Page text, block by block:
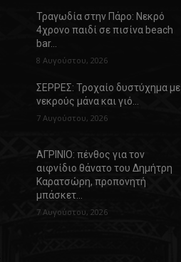
Τραγωδία στην Πάρο: Νεκρό
4χρονο παιδί σε πισίνα beach
bar…
8 Αυγούστου, 2026
ΣΕΡΡΕΣ: Τροχαίο δυστύχημα με
νεκρούς μάνα και γιό…
7 Αυγούστου, 2026
ΑΓΡΙΝΙΟ: πένθος για τον
αιφνίδιο θάνατο του Δημήτρη
Καρατσώρη, προπονητή
μπάσκετ…
7 Αυγούστου, 2026